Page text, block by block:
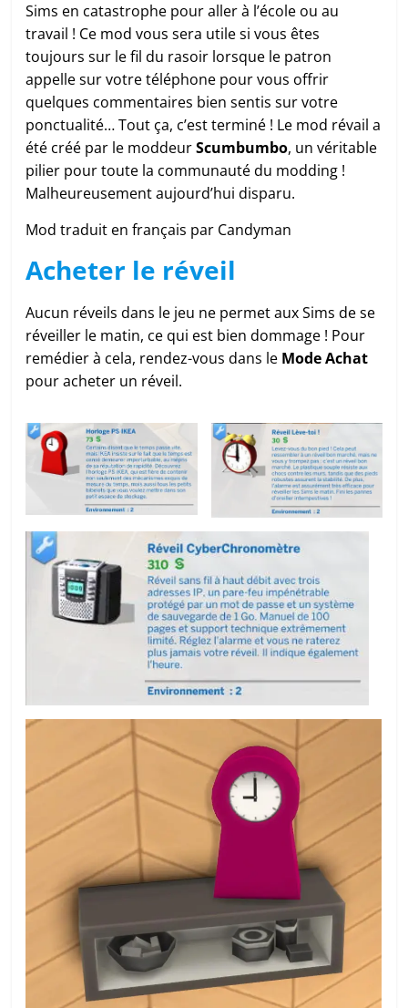
Sims en catastrophe pour aller à l’école ou au
travail ! Ce mod vous sera utile si vous êtes
toujours sur le fil du rasoir lorsque le patron
appelle sur votre téléphone pour vous offrir
quelques commentaires bien sentis sur votre
ponctualité… Tout ça, c’est terminé ! Le mod révail a
été créé par le moddeurScumbumbo, un véritable
pilier pour toute la communauté du modding !
Malheureusement aujourd’hui disparu.
Mod traduit en français par Candyman
Acheter le réveil
Aucun réveils dans le jeu ne permet aux Sims de se
réveiller le matin, ce qui est bien dommage ! Pour
remédier à cela, rendez-vous dans le Mode Achat
pour acheter un réveil.